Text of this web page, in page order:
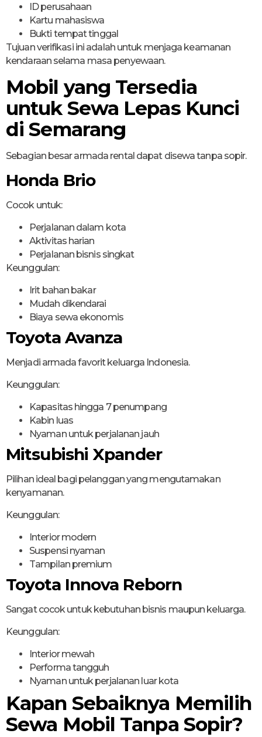
ID perusahaan
Kartu mahasiswa
Bukti tempat tinggal
Tujuan verifikasi ini adalah untuk menjaga keamanan
kendaraan selama masa penyewaan.
Mobil yang Tersedia
untuk Sewa Lepas Kunci
di Semarang
Sebagian besar armada rental dapat disewa tanpa sopir.
Honda Brio
Cocok untuk:
Perjalanan dalam kota
Aktivitas harian
Perjalanan bisnis singkat
Keunggulan:
Irit bahan bakar
Mudah dikendarai
Biaya sewa ekonomis
Toyota Avanza
Menjadi armada favorit keluarga Indonesia.
Keunggulan:
Kapasitas hingga 7 penumpang
Kabin luas
Nyaman untuk perjalanan jauh
Mitsubishi Xpander
Pilihan ideal bagi pelanggan yang mengutamakan
kenyamanan.
Keunggulan:
Interior modern
Suspensi nyaman
Tampilan premium
Toyota Innova Reborn
Sangat cocok untuk kebutuhan bisnis maupun keluarga.
Keunggulan:
Interior mewah
Performa tangguh
Nyaman untuk perjalanan luar kota
Kapan Sebaiknya Memilih
Sewa Mobil Tanpa Sopir?